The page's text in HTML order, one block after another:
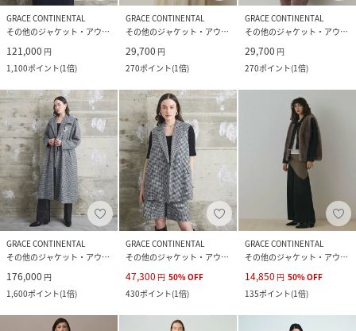
GRACE CONTINENTAL
その他のジャケット・アウター
121,000 円
1,100ポイント(1倍)
GRACE CONTINENTAL
その他のジャケット・アウター
29,700 円
270ポイント(1倍)
GRACE CONTINENTAL
その他のジャケット・アウター
29,700 円
270ポイント(1倍)
GRACE CONTINENTAL
その他のジャケット・アウター
176,000 円
1,600ポイント(1倍)
GRACE CONTINENTAL
その他のジャケット・アウター
47,300 円 50%OFF
430ポイント(1倍)
GRACE CONTINENTAL
その他のジャケット・アウター
14,850 円 50%OFF
135ポイント(1倍)